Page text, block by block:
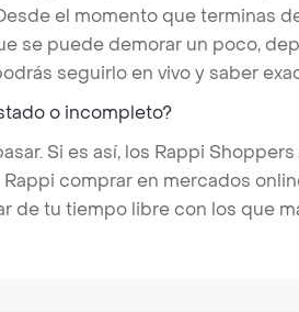
el momento que terminas
se puede demorar un poco,
seguirlo en vivo y saber
o incompleto?
Si es así, los Rappi
comprar en mercados
de tu tiempo libre con los que